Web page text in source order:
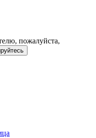
пожалуйста,